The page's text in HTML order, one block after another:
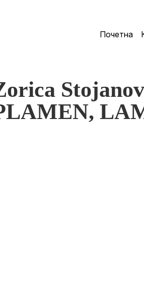
Почетна